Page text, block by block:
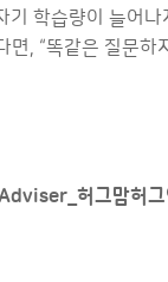
학습량이 늘어
, “똑같은 질문하
허그맘허그